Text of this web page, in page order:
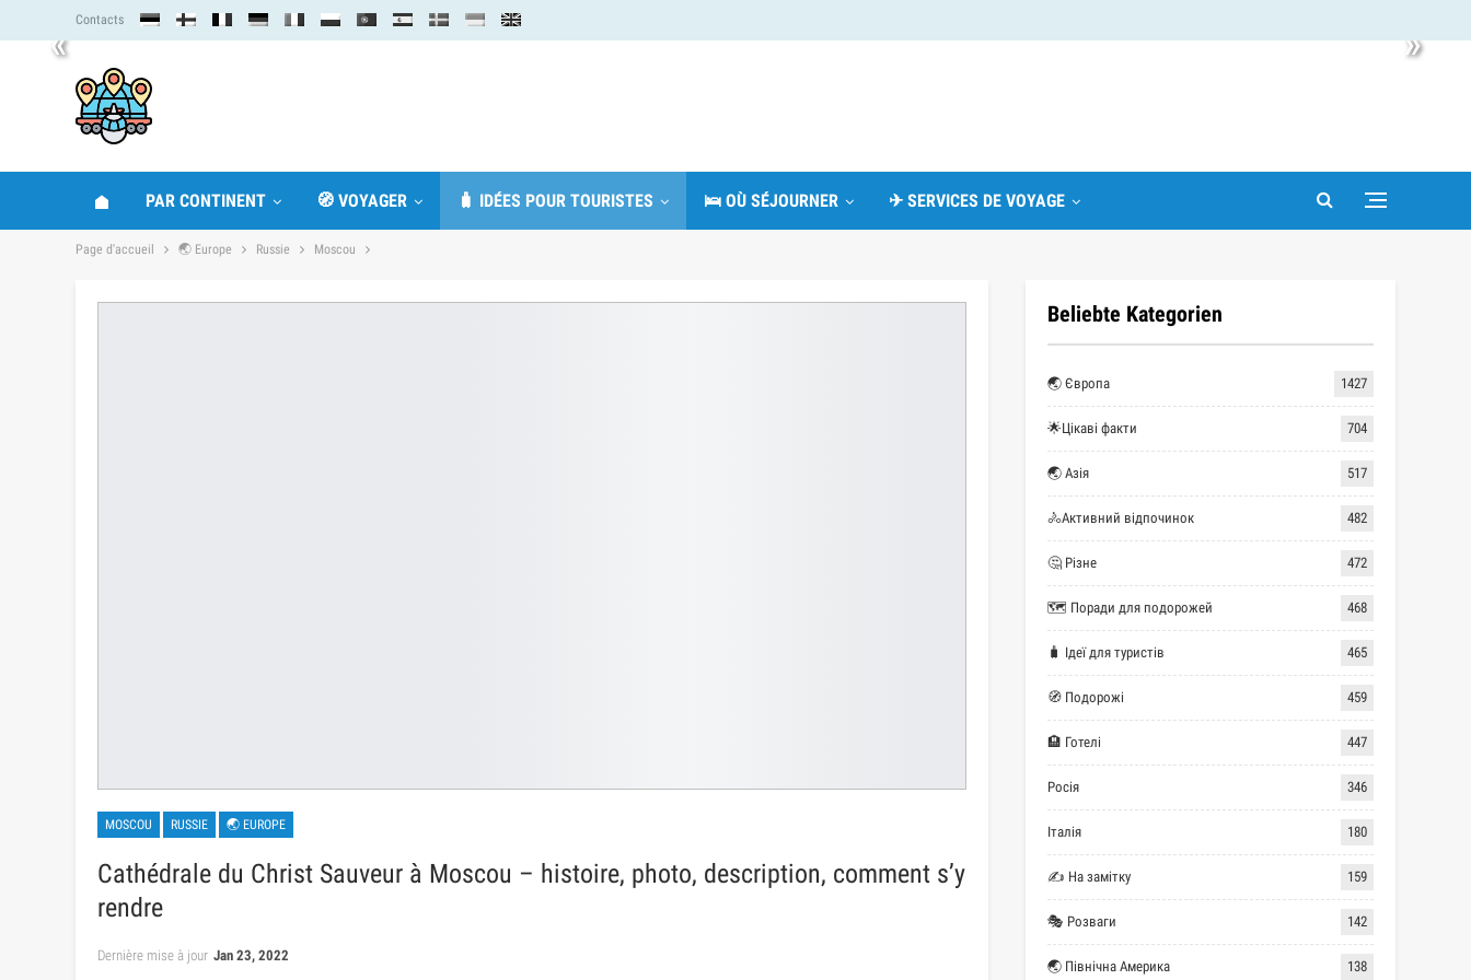
« »
Contacts
PAR CONTINENT 🧭 VOYAGER 🧳 IDÉES POUR TOURISTES 🛌 OÙ SÉJOURNER ✈ SERVICES DE VOYAGE
Page d'accueil 🌏 Europe Russie Moscou
MOSCOU RUSSIE 🌏 EUROPE
Cathédrale du Christ Sauveur à Moscou – histoire, photo, description, comment s’y
rendre
Dernière mise à jour Jan 23, 2022
Beliebte Kategorien
🌏 Європа 1427
🌟Цікаві факти 704
🌏 Азія 517
🚴Активний відпочинок 482
🤔 Різне 472
🗺 Поради для подорожей 468
🧳 Ідеї для туристів 465
🧭 Подорожі 459
🏨 Готелі 447
Росія 346
Італія 180
✍ На замітку 159
🎭 Розваги 142
🌏 Північна Америка 138